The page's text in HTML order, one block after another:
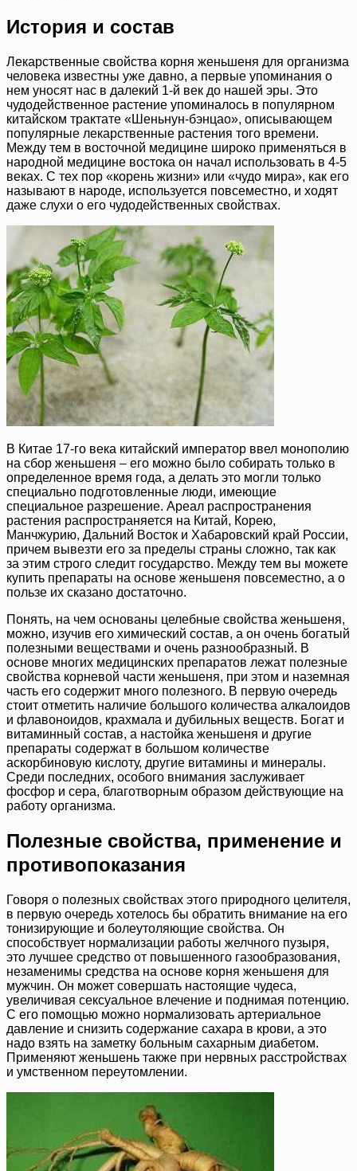
История и состав
Лекарственные свойства корня женьшеня для организма
человека известны уже давно, а первые упоминания о
нем уносят нас в далекий 1-й век до нашей эры. Это
чудодейственное растение упоминалось в популярном
китайском трактате «Шеньнун-бэнцао», описывающем
популярные лекарственные растения того времени.
Между тем в восточной медицине широко применяться в
народной медицине востока он начал использовать в 4-5
веках. С тех пор «корень жизни» или «чудо мира», как его
называют в народе, используется повсеместно, и ходят
даже слухи о его чудодейственных свойствах.
В Китае 17-го века китайский император ввел монополию
на сбор женьшеня – его можно было собирать только в
определенное время года, а делать это могли только
специально подготовленные люди, имеющие
специальное разрешение. Ареал распространения
растения распространяется на Китай, Корею,
Манчжурию, Дальний Восток и Хабаровский край России,
причем вывезти его за пределы страны сложно, так как
за этим строго следит государство. Между тем вы можете
купить препараты на основе женьшеня повсеместно, а о
пользе их сказано достаточно.
Понять, на чем основаны целебные свойства женьшеня,
можно, изучив его химический состав, а он очень богатый
полезными веществами и очень разнообразный. В
основе многих медицинских препаратов лежат полезные
свойства корневой части женьшеня, при этом и наземная
часть его содержит много полезного. В первую очередь
стоит отметить наличие большого количества алкалоидов
и флавоноидов, крахмала и дубильных веществ. Богат и
витаминный состав, а настойка женьшеня и другие
препараты содержат в большом количестве
аскорбиновую кислоту, другие витамины и минералы.
Среди последних, особого внимания заслуживает
фосфор и сера, благотворным образом действующие на
работу организма.
Полезные свойства, применение и
противопоказания
Говоря о полезных свойствах этого природного целителя,
в первую очередь хотелось бы обратить внимание на его
тонизирующие и болеутоляющие свойства. Он
способствует нормализации работы желчного пузыря,
это лучшее средство от повышенного газообразования,
незаменимы средства на основе корня женьшеня для
мужчин. Он может совершать настоящие чудеса,
увеличивая сексуальное влечение и поднимая потенцию.
С его помощью можно нормализовать артериальное
давление и снизить содержание сахара в крови, а это
надо взять на заметку больным сахарным диабетом.
Применяют женьшень также при нервных расстройствах
и умственном переутомлении.